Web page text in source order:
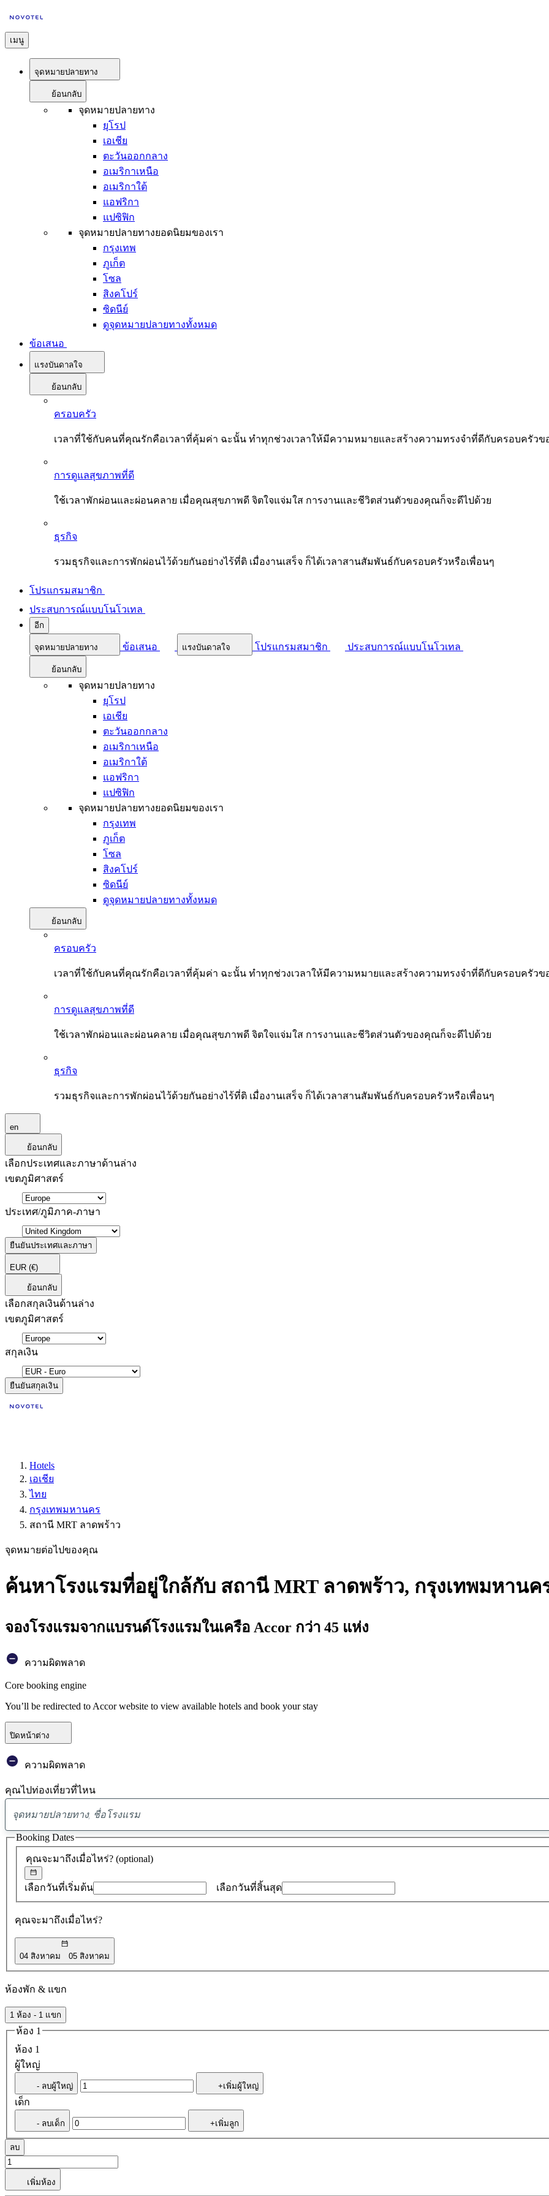
เมนู
จุดหมายปลายทาง
ย้อนกลับ
จุดหมายปลายทาง
ยุโรป
เอเชีย
ตะวันออกกลาง
อเมริกาเหนือ
อเมริกาใต้
แอฟริกา
แปซิฟิก
จุดหมายปลายทางยอดนิยมของเรา
กรุงเทพ
ภูเก็ต
โซล
สิงคโปร์
ซิดนีย์
ดูจุดหมายปลายทางทั้งหมด
ข้อเสนอ
แรงบันดาลใจ
ย้อนกลับ
ครอบครัว
เวลาที่ใช้กับคนที่คุณรักคือเวลาที่คุ้มค่า ฉะนั้น ทำทุกช่วงเวลาให้มีความหมายและสร้างความทรงจำที่ดีกับครอบครัว
การดูแลสุขภาพที่ดี
ใช้เวลาพักผ่อนและผ่อนคลาย เมื่อคุณสุขภาพดี จิตใจแจ่มใส การงานและชีวิตส่วนตัวของคุณก็จะดีไปด้วย
ธุรกิจ
รวมธุรกิจและการพักผ่อนไว้ด้วยกันอย่างไร้ที่ติ เมื่องานเสร็จ ก็ได้เวลาสานสัมพันธ์กับครอบครัวหรือเพื่อนๆ
โปรแกรมสมาชิก
ประสบการณ์แบบโนโวเทล
อีก
จุดหมายปลายทาง ข้อเสนอ แรงบันดาลใจ โปรแกรมสมาชิก ประสบการณ์แบบโนโวเทล
ย้อนกลับ
จุดหมายปลายทาง
ยุโรป
เอเชีย
ตะวันออกกลาง
อเมริกาเหนือ
อเมริกาใต้
แอฟริกา
แปซิฟิก
จุดหมายปลายทางยอดนิยมของเรา
กรุงเทพ
ภูเก็ต
โซล
สิงคโปร์
ซิดนีย์
ดูจุดหมายปลายทางทั้งหมด
ย้อนกลับ
ครอบครัว
เวลาที่ใช้กับคนที่คุณรักคือเวลาที่คุ้มค่า ฉะนั้น ทำทุกช่วงเวลาให้มีความหมายและสร้างความทรงจำที่ดีกับครอบครัว
การดูแลสุขภาพที่ดี
ใช้เวลาพักผ่อนและผ่อนคลาย เมื่อคุณสุขภาพดี จิตใจแจ่มใส การงานและชีวิตส่วนตัวของคุณก็จะดีไปด้วย
ธุรกิจ
รวมธุรกิจและการพักผ่อนไว้ด้วยกันอย่างไร้ที่ติ เมื่องานเสร็จ ก็ได้เวลาสานสัมพันธ์กับครอบครัวหรือเพื่อนๆ
en
ย้อนกลับ
เลือกประเทศและภาษาด้านล่าง
เขตภูมิศาสตร์
ประเทศ/ภูมิภาค-ภาษา
ยืนยันประเทศและภาษา
EUR (€)
ย้อนกลับ
เลือกสกุลเงินด้านล่าง
เขตภูมิศาสตร์
สกุลเงิน
ยืนยันสกุลเงิน
Hotels
เอเชีย
ไทย
กรุงเทพมหานคร
สถานี MRT ลาดพร้าว
จุดหมายต่อไปของคุณ
ค้นหาโรงแรมที่อยู่ใกล้กับ สถานี MRT ลาดพร้าว, กรุงเทพมหานค
จองโรงแรมจากแบรนด์โรงแรมในเครือ Accor กว่า 45 แห่ง
ความผิดพลาด
Core booking engine
You’ll be redirected to Accor website to view available hotels and book your stay
ปิดหน้าต่าง
ความผิดพลาด
คุณไปท่องเที่ยวที่ไหน
ข้อ
เสนอ
คุณจะมาถึงเมื่อไหร่? (optional)
เลือกวันที่เริ่มต้น เลือกวันที่สิ้นสุด
คุณจะมาถึงเมื่อไหร่?
04 สิงหาคม 05 สิงหาคม
Booking Dates
ห้องพัก & แขก
1 ห้อง - 1 แขก
ห้อง 1
ห้อง 1
ผู้ใหญ่
- ลบผู้ใหญ่ +เพิ่มผู้ใหญ่
เด็ก
- ลบเด็ก +เพิ่มลูก
ลบ
เพิ่มห้อง